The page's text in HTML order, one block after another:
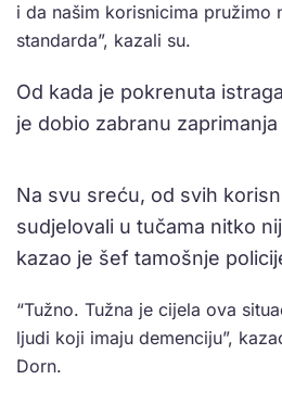
i da našim korisnicima pružimo
standarda”, kazali su.
Od kada je pokrenuta
je dobio zabranu
Na svu sreću, od svih
sudjelovali u tučama nitko
kazao je šef tamošnje
“Tužno. Tužna je cijela ova
ljudi koji imaju demenciju”,
Dorn.